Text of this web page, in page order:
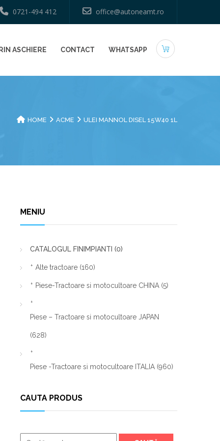
0721-494 412 office@autoneamt.ro
ASCHIERE CONTACT WHATSAPP
HOME ACME ULEI MANNOL DISEL 15W40 1L
MENIU
CATALOGUL FINIMPIANTI (0)
Alte tractoare (160)
Piese-Tractoare si motocultoare CHINA (5)
Piese – Tractoare si motocultoare JAPAN
(628)
Piese -Tractoare si motocultoare ITALIA (960)
CAUTA PRODUS
Caută